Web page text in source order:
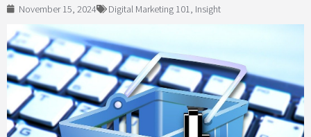
November 15, 2024 Digital Marketing 101, Insight